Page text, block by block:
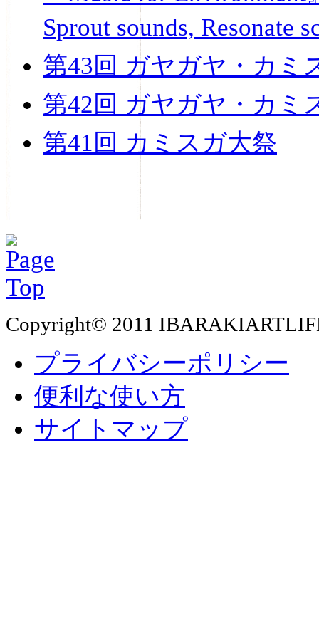
Sprout sounds, Resonate
第43回 ガヤガヤ・カミ
第42回 ガヤガヤ・カミ
第41回 カミスガ大祭
Copyright© 2011
プライバシーポリシー
便利な使い方
サイトマップ